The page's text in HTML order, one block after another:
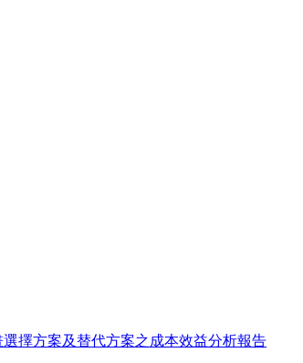
擇方案及替代方案之成本效益分析報告